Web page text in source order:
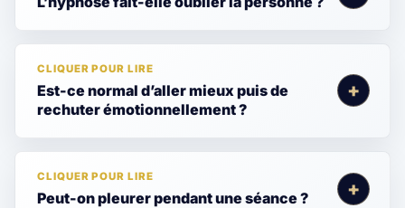
Est-ce normal d’aller mieux puis de
rechuter émotionnellement ?
Peut-on pleurer pendant une séance ?